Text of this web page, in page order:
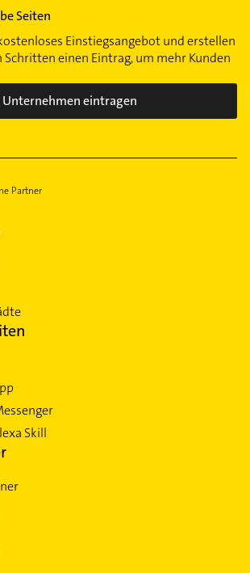
Seiten
Einstiegsangebot und erstellen
Schritten einen Eintrag, um mehr Kunden
Unternehmen eintragen
Partner
Skill